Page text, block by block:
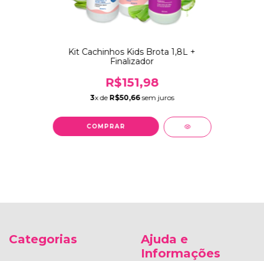
Kit Cachinhos Kids Brota 1,8L +
Finalizador
R$151,98
3x de R$50,66sem juros
Categorias
Ajuda e
Informações